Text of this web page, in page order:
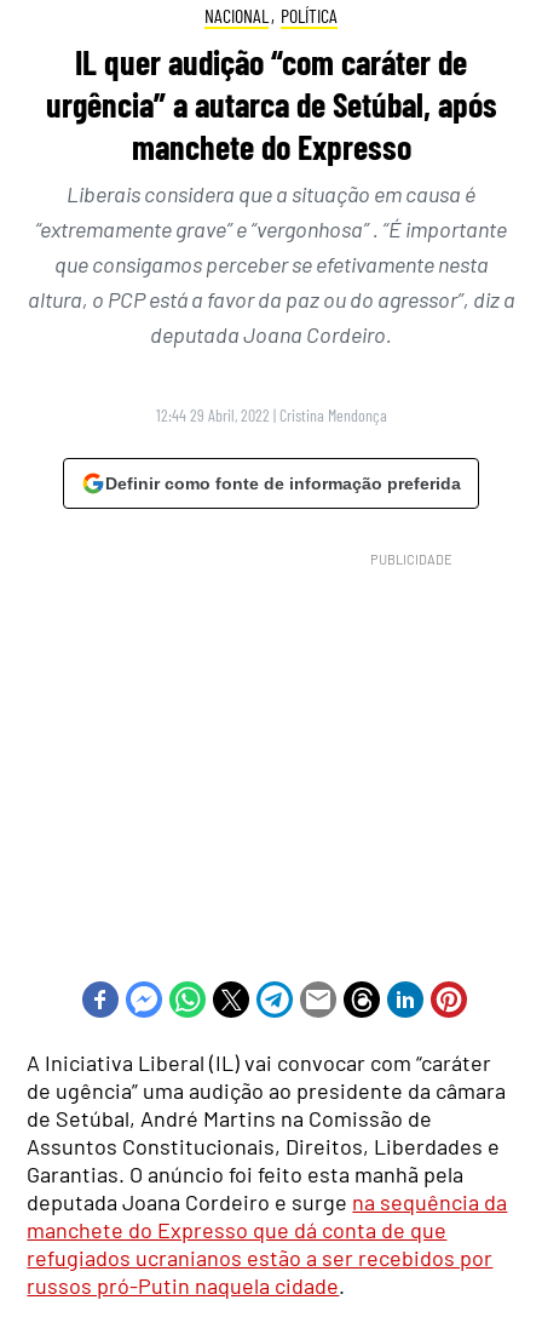
NACIONAL , POLÍTICA
IL quer audição “com caráter de
urgência” a autarca de Setúbal, após
manchete do Expresso
Liberais considera que a situação em causa é
“extremamente grave” e “vergonhosa” . “É importante
que consigamos perceber se efetivamente nesta
altura, o PCP está a favor da paz ou do agressor”, diz a
deputada Joana Cordeiro.
12:44 29 Abril, 2022 | Cristina Mendonça
Definir como fonte de informação preferida
A Iniciativa Liberal (IL) vai convocar com “caráter
de ugência” uma audição ao presidente da câmara
de Setúbal, André Martins na Comissão de
Assuntos Constitucionais, Direitos, Liberdades e
Garantias. O anúncio foi feito esta manhã pela
deputada Joana Cordeiro e surge na sequência da
manchete do Expresso que dá conta de que
refugiados ucranianos estão a ser recebidos por
russos pró-Putin naquela cidade.